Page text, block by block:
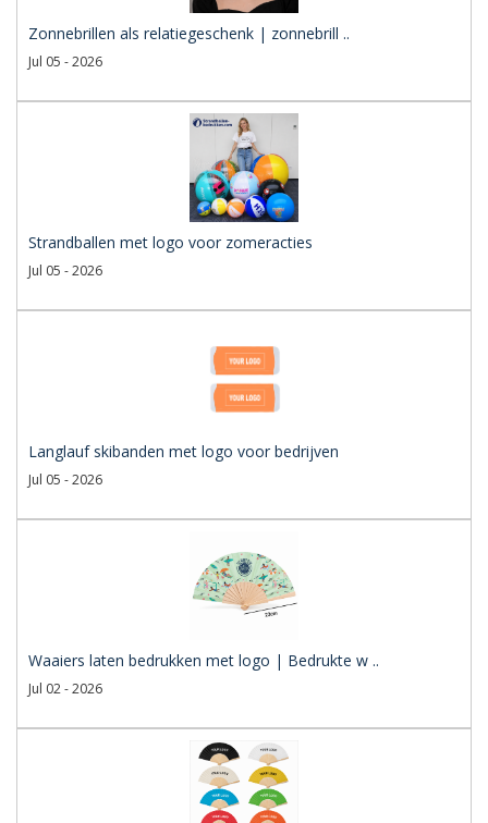
Zonnebrillen als relatiegeschenk | zonnebrill ..
Jul 05 - 2026
Strandballen met logo voor zomeracties
Jul 05 - 2026
Langlauf skibanden met logo voor bedrijven
Jul 05 - 2026
Waaiers laten bedrukken met logo | Bedrukte w ..
Jul 02 - 2026